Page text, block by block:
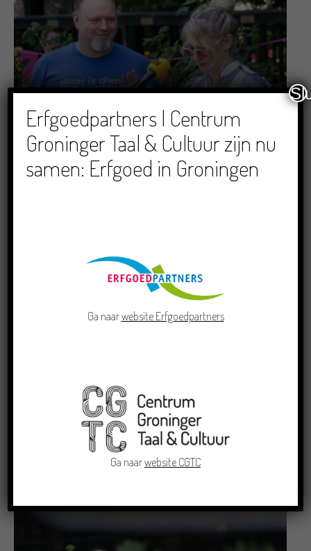
Dichters in de Prinsentuin: Verslag Zomor Wat
Ommaans
29/06/2026
Crowdfunding voor bijzonder kinderboek met
Groningse liedjes en verhalen
Grensoverschrijdende uitwisseling in Oldenburg
rond het Gronings en Platduits
Erfgoedpartners | Centrum
Groninger Taal & Cultuur zijn nu
samen: Erfgoed in Groningen
Ga naarwebsite Erfgoedpartners
Ga naarwebsite CGTC